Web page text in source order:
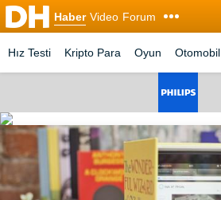
Haber Video Forum
Hız Testi Kripto Para Oyun Otomobil